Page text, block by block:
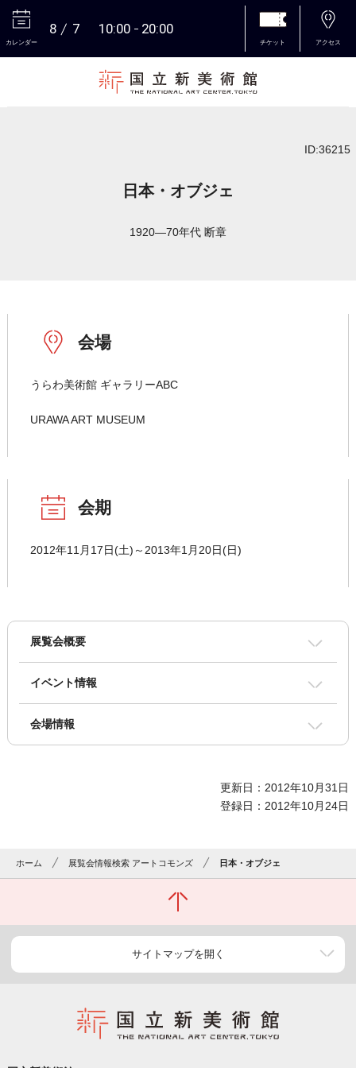
カレンダー
8 7 10:00 20:00
チケット アクセス
ID:36215
日本・オブジェ
1920―70年代 断章
会場
うらわ美術館 ギャラリーABC
URAWA ART MUSEUM
会期
2012年11月17日(土)～2013年1月20日(日)
展覧会概要
イベント情報
会場情報
更新日：2012年10月31日
登録日：2012年10月24日
ホーム 展覧会情報検索 アートコモンズ 日本・オブジェ
サイトマップを開く